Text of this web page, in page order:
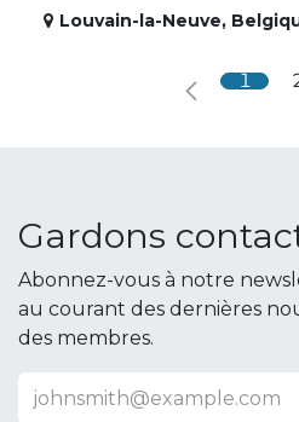
Louvain-la-Neuve,
1
Gardons
Abonnez-vous à notre
au courant des dernières
des membres.